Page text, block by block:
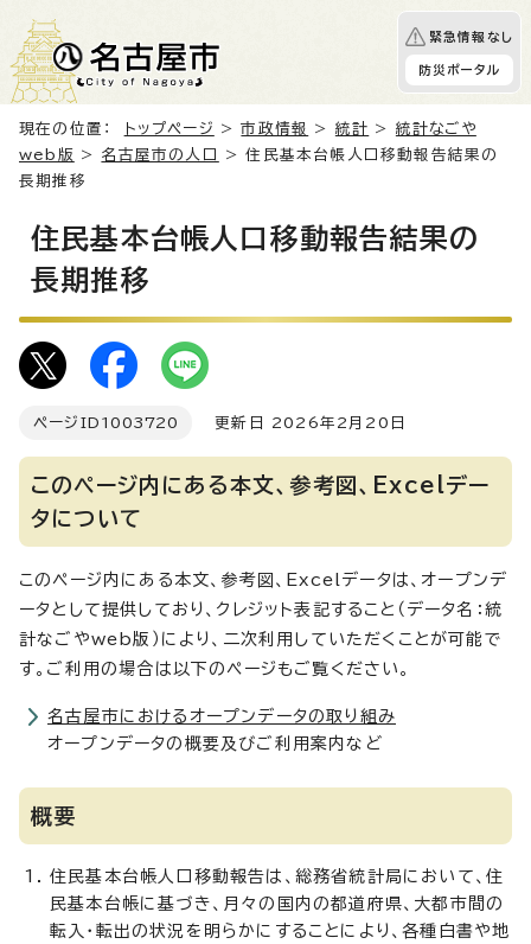
緊急情報なし
防災ポータル
現在の位置： トップページ >市政情報 > 統計 > 統計なごや
web版 > 名古屋市の人口
> 住民基本台帳人口移動報告結果の
長期推移
住民基本台帳人口移動報告結果の
長期推移
ページID 1003720 更新日 2026年2月20日
このページ内にある本文、参考図、Excelデー
タについて
このページ内にある本文、参考図、Excelデータは、オープンデ
ータとして提供しており、クレジット表記すること（データ名：統
計なごやweb版）により、二次利用していただくことが可能で
す。ご利用の場合は以下のページもご覧ください。
名古屋市におけるオープンデータの取り組み
オープンデータの概要及びご利用案内など
概要
住民基本台帳人口移動報告は、総務省統計局において、住
民基本台帳に基づき、月々の国内の都道府県、大都市間の
転入・転出の状況を明らかにすることにより、各種白書や地